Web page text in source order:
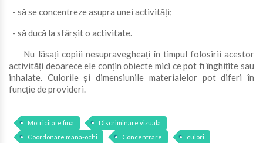
- să se concentreze asupra unei activități;
- să ducă la sfârșit o activitate.
Nu lăsați copiii nesupravegheați în timpul folosirii acestor
activități deoarece ele conțin obiecte mici ce pot fi înghițite sau
inhalate. Culorile și dimensiunile materialelor pot diferi în
funcție de provideri.
Motricitate fina
Discriminare vizuala
Coordonare mana-ochi
Concentrare
culori